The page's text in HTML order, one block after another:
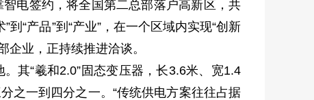
电签约，将全国第二总部落户高新区，共
“产品”到“产业”，在一个区域内实现“创新
企业，正持续推进洽谈。
其“羲和2.0”固态变压器，长3.6米、宽1.4
之一到四分之一。“传统供电方案往往占据